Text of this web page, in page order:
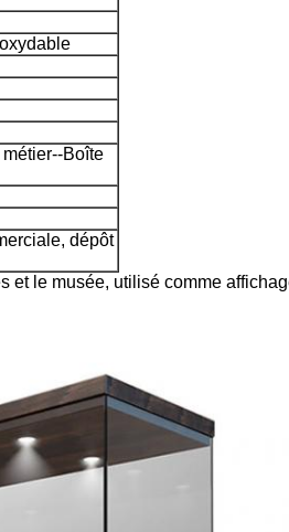
Boîte
dépôt
le musée, utilisé comme